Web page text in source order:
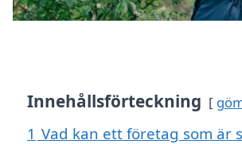
Innehållsförteckning
1 Vad kan ett företag som är